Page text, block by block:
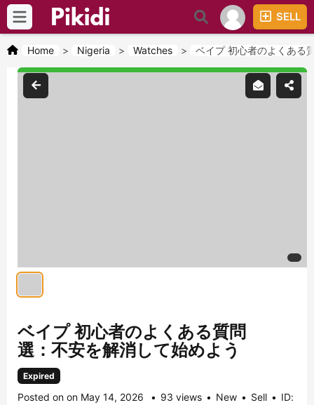
SELL
Home > Nigeria > Watches > ベイプ 初心者のよくある
ベイプ 初心者のよくある質問
選：不安を解消して始めよう
Expired
Posted on on May 14, 2026 93 views New Sell
ID: